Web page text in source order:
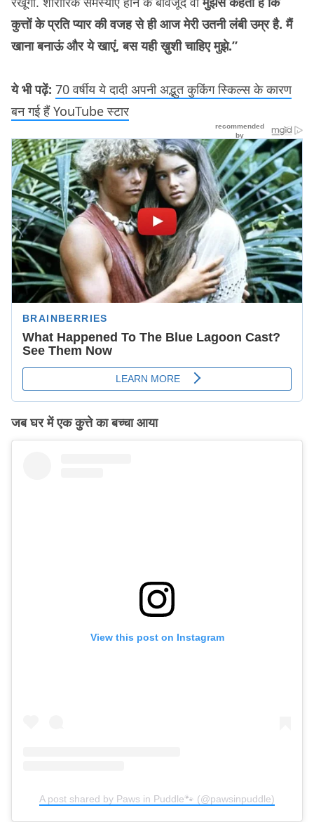
कुत्तों के प्रति प्यार की वजह से ही आज मेरी उतनी लंबी उम्र है. मैं
खाना बनाऊं और ये खाएं, बस यही ख़ुशी चाहिए मुझे.”
ये भी पढ़ें: 70 वर्षीय ये दादी अपनी अद्भुत कुकिंग स्किल्स के कारण
बन गई हैं YouTube स्टार
जब घर में एक कुत्ते का बच्चा आया
View this post on Instagram
A post shared by Paws in Puddle🐾 (@pawsinpuddle)